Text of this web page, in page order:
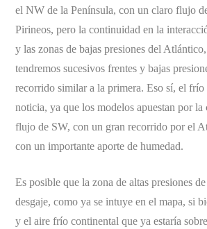
el NW de la Península, con un claro flujo
Pirineos, pero la continuidad en la
y las zonas de bajas presiones del
tendremos sucesivos frentes y bajas
recorrido similar a la primera. Eso sí, el frío
noticia, ya que los modelos apuestan por
flujo de SW, con un gran recorrido por el
con un importante aporte de humedad.
Es posible que la zona de altas presiones
desgaje, como ya se intuye en el mapa, si
y el aire frío continental que ya estaría